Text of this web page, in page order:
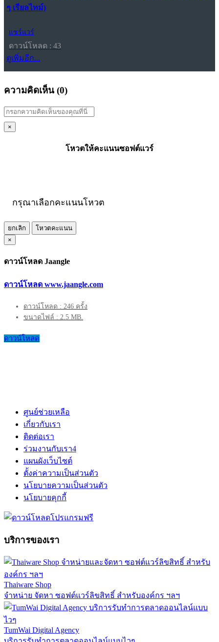
ๆ เรียลไทม์)
แชร์แวร์
ดาวน์โหลด : 43
ดูเพิ่มอีก...
ความคิดเห็น (0)
×
โหวตให้คะแนนซอฟต์แวร์
กรุณาเลือกคะแนนโหวต
ยกเลิก
โหวตคะแนน
×
ดาวน์โหลด Jaangle
ดาวน์โหลด www.jaangle.com
ดาวน์โหลด : 246 ครั้ง
ขนาดไฟล์ : 2.5 MB.
ดาวน์โหลด
ศูนย์ช่วยเหลือ
เกี่ยวกับเรา
ติดต่อเรา
ร่วมงานกับเรา4
แผนผังเว็บไซต์
ตั้งค่าความเป็นส่วนตัว
นโยบายความเป็นส่วนตัว
นโยบายคุกกี้
บริการของเรา
Thaiware Shop
จำหน่าย จัดหา ซอฟต์แวร์ลิขสิทธิ์ สำหรับองค์กร ฯลฯ
TumWai Digital Agency